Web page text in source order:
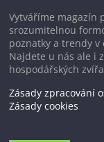
Vytváříme magazín
srozumitelnou
poznatky a trendy
Najdete u nás ale i
hospodářských
Zásady zpracování
Zásady cookies